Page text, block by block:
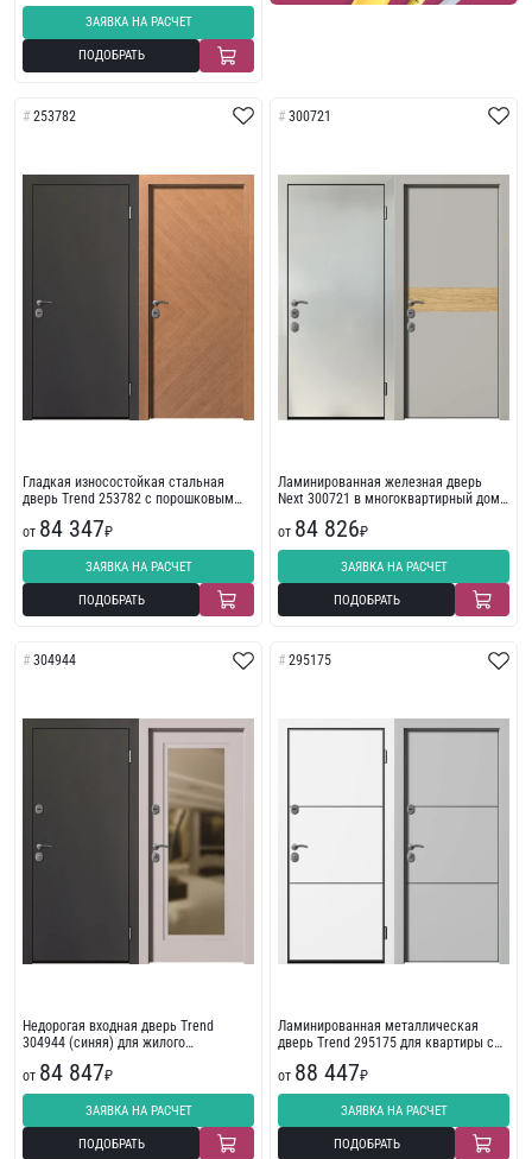
ЗАЯВКА НА РАСЧЕТ
ПОДОБРАТЬ
253782
Гладкая износостойкая стальная
дверь Trend 253782 с порошковым
от 84 347₽
ЗАЯВКА НА РАСЧЕТ
ПОДОБРАТЬ
300721
Ламинированная железная дверь
Next 300721 в многоквартирный дом
от 84 826₽
ЗАЯВКА НА РАСЧЕТ
ПОДОБРАТЬ
304944
Недорогая входная дверь Trend
304944 (синяя) для жилого
от 84 847₽
ЗАЯВКА НА РАСЧЕТ
ПОДОБРАТЬ
295175
Ламинированная металлическая
дверь Trend 295175 для квартиры с
от 88 447₽
ЗАЯВКА НА РАСЧЕТ
ПОДОБРАТЬ